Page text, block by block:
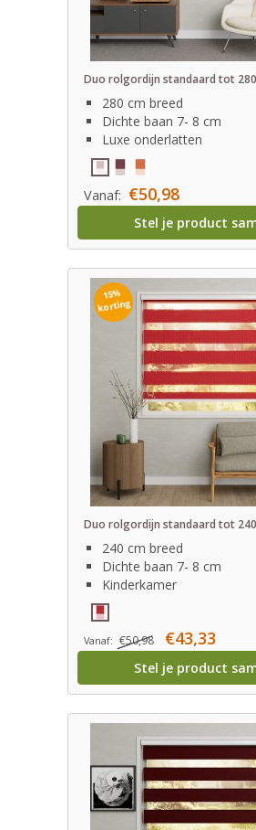
Duo rolgordijn standaard tot
280 cm breed
Dichte baan 7- 8 cm
Luxe onderlatten
Vanaf: €50,98
Stel je product
15%
korting
Duo rolgordijn standaard tot
240 cm breed
Dichte baan 7- 8 cm
Kinderkamer
Vanaf: €50,98 €43,33
Stel je product